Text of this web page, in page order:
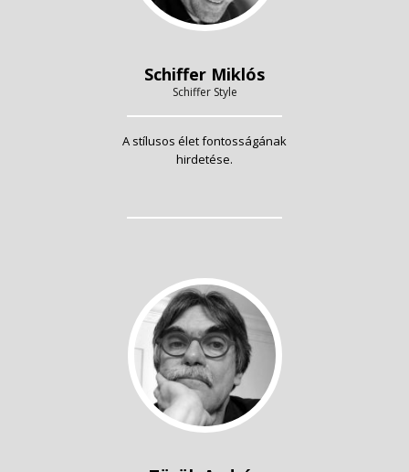
Schiffer Miklós
Schiffer Style
A stílusos élet fontosságának
hirdetése.